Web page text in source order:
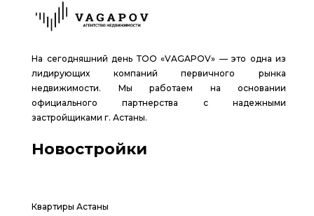
На сегодняшний день ТОО «VAGAPOV» — это одна из
лидирующих компаний первичного рынка
недвижимости. Мы работаем на основании
официального партнерства с надежными
застройщиками г. Астаны.
Новостройки
Квартиры Астаны